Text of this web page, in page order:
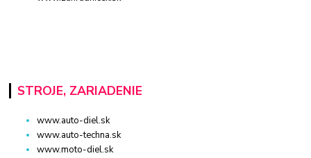
STROJE, ZARIADENIE
www.auto-diel.sk
www.auto-techna.sk
www.moto-diel.sk